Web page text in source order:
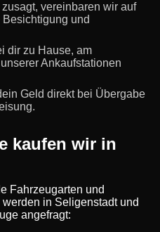
vereinbaren wir auf
und
dir zu Hause, am
Ankaufstationen
Geld direkt bei Übergabe
kaufen wir in
Fahrzeugarten und
in Seligenstadt und
angefragt: